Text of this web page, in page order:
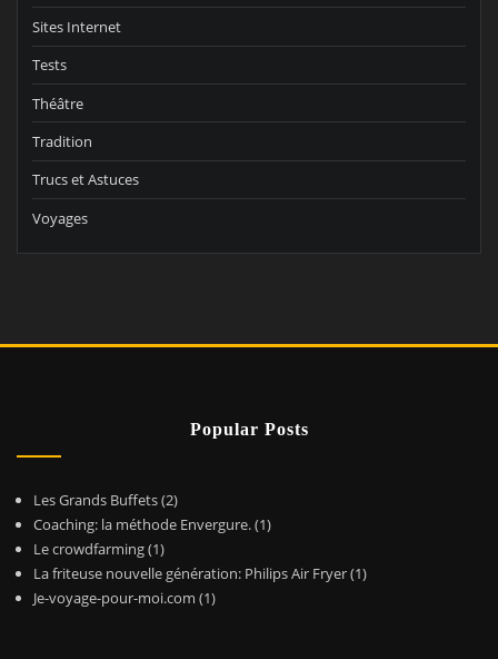
Sites Internet
Tests
Théâtre
Tradition
Trucs et Astuces
Voyages
Popular Posts
Les Grands Buffets(2)
Coaching: la méthode Envergure.(1)
Le crowdfarming(1)
La friteuse nouvelle génération: Philips Air Fryer(1)
Je-voyage-pour-moi.com (1)